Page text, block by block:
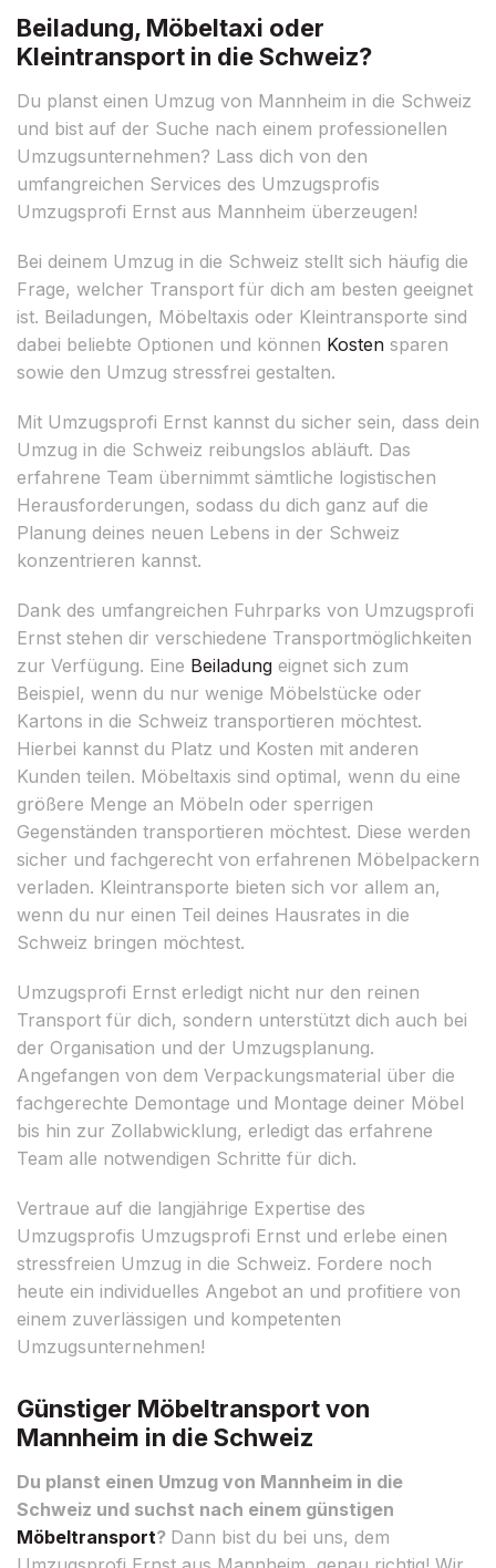
Beiladung, Möbeltaxi oder
Kleintransport in die Schweiz?
Du planst einen Umzug von Mannheim in die Schweiz
und bist auf der Suche nach einem professionellen
Umzugsunternehmen? Lass dich von den
umfangreichen Services des Umzugsprofis
Umzugsprofi Ernst aus Mannheim überzeugen!
Bei deinem Umzug in die Schweiz stellt sich häufig die
Frage, welcher Transport für dich am besten geeignet
ist. Beiladungen, Möbeltaxis oder Kleintransporte sind
dabei beliebte Optionen und können Kosten sparen
sowie den Umzug stressfrei gestalten.
Mit Umzugsprofi Ernst kannst du sicher sein, dass dein
Umzug in die Schweiz reibungslos abläuft. Das
erfahrene Team übernimmt sämtliche logistischen
Herausforderungen, sodass du dich ganz auf die
Planung deines neuen Lebens in der Schweiz
konzentrieren kannst.
Dank des umfangreichen Fuhrparks von Umzugsprofi
Ernst stehen dir verschiedene Transportmöglichkeiten
zur Verfügung. Eine Beiladung eignet sich zum
Beispiel, wenn du nur wenige Möbelstücke oder
Kartons in die Schweiz transportieren möchtest.
Hierbei kannst du Platz und Kosten mit anderen
Kunden teilen. Möbeltaxis sind optimal, wenn du eine
größere Menge an Möbeln oder sperrigen
Gegenständen transportieren möchtest. Diese werden
sicher und fachgerecht von erfahrenen Möbelpackern
verladen. Kleintransporte bieten sich vor allem an,
wenn du nur einen Teil deines Hausrates in die
Schweiz bringen möchtest.
Umzugsprofi Ernst erledigt nicht nur den reinen
Transport für dich, sondern unterstützt dich auch bei
der Organisation und der Umzugsplanung.
Angefangen von dem Verpackungsmaterial über die
fachgerechte Demontage und Montage deiner Möbel
bis hin zur Zollabwicklung, erledigt das erfahrene
Team alle notwendigen Schritte für dich.
Vertraue auf die langjährige Expertise des
Umzugsprofis Umzugsprofi Ernst und erlebe einen
stressfreien Umzug in die Schweiz. Fordere noch
heute ein individuelles Angebot an und profitiere von
einem zuverlässigen und kompetenten
Umzugsunternehmen!
Günstiger Möbeltransport von
Mannheim in die Schweiz
Du planst einen Umzug von Mannheim in die
Schweiz und suchst nach einem günstigen
Möbeltransport? Dann bist du bei uns, dem